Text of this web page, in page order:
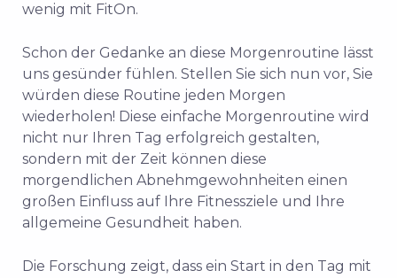
wenig mit FitOn.
Schon der Gedanke an diese Morgenroutine lässt
uns gesünder fühlen. Stellen Sie sich nun vor, Sie
würden diese Routine jeden Morgen
wiederholen! Diese einfache Morgenroutine wird
nicht nur Ihren Tag erfolgreich gestalten,
sondern mit der Zeit können diese
morgendlichen Abnehmgewohnheiten einen
großen Einfluss auf Ihre Fitnessziele und Ihre
allgemeine Gesundheit haben.
Die Forschung zeigt, dass ein Start in den Tag mit